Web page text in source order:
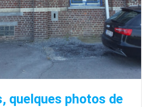
quelques photos de